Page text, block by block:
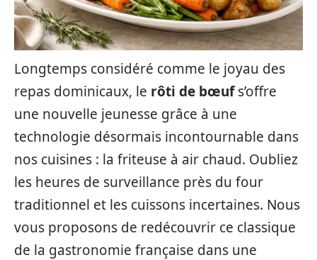
Longtemps considéré comme le joyau des
repas dominicaux, le rôti de bœufs’offre
une nouvelle jeunesse grâce à une
technologie désormais incontournable dans
nos cuisines : la friteuse à air chaud. Oubliez
les heures de surveillance près du four
traditionnel et les cuissons incertaines. Nous
vous proposons de redécouvrir ce classique
de la gastronomie française dans une